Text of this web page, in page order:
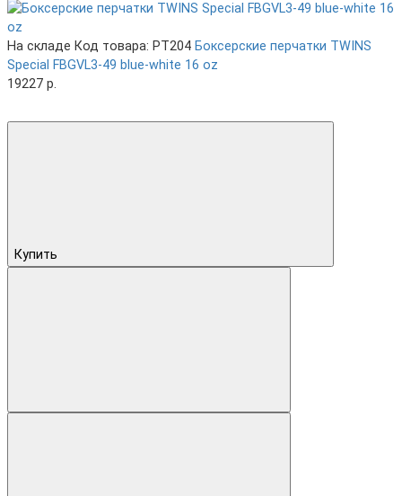
На складе Код товара: PT204 Боксерские перчатки TWINS
Special FBGVL3-49 blue-white 16 oz
19227 р.
Купить